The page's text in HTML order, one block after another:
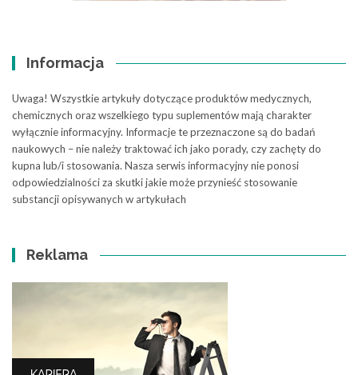
Informacja
Uwaga! Wszystkie artykuły dotyczące produktów medycznych,
chemicznych oraz wszelkiego typu suplementów mają charakter
wyłącznie informacyjny. Informacje te przeznaczone są do badań
naukowych – nie należy traktować ich jako porady, czy zachęty do
kupna lub/i stosowania. Nasza serwis informacyjny nie ponosi
odpowiedzialności za skutki jakie może przynieść stosowanie
substancji opisywanych w artykułach
Reklama